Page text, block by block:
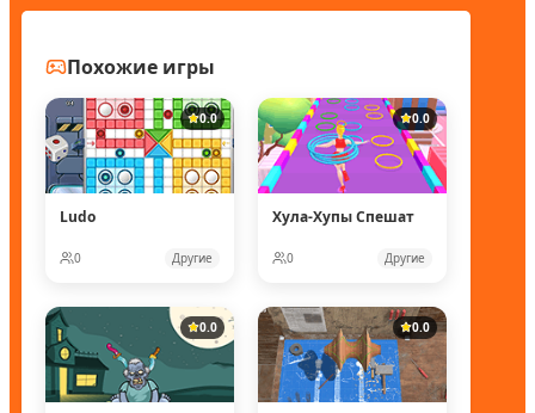
Похожие игры
0.0
Ludo
0 Другие
0.0
Хула-Хупы Спешат
0 Другие
0.0 0.0